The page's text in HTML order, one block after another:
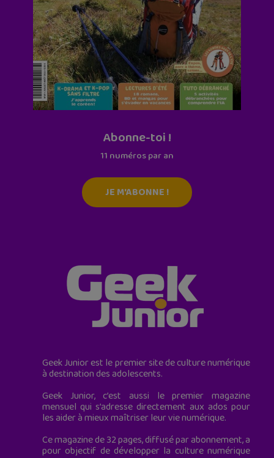
Abonne-toi !
11 numéros par an
JE M'ABONNE !
Geek Junior est le premier site de culture numérique
à destination des adolescents.
Geek Junior, c’est aussi le premier magazine
mensuel qui s’adresse directement aux ados pour
les aider à mieux maîtriser leur vie numérique.
Ce magazine de 32 pages, diffusé par abonnement, a
pour objectif de développer la culture numérique